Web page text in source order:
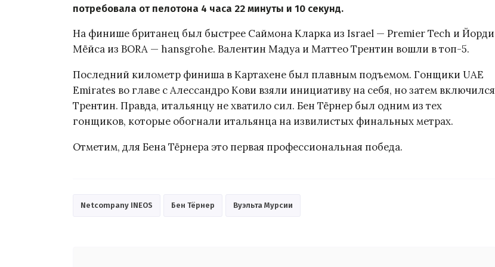
потребовала от пелотона 4 часа 22 минуты и 10 секунд.
На финише британец был быстрее Саймона Кларка из Israel — Premier Tech и Йорди
Мёйса из BORA — hansgrohe. Валентин Мадуа и Маттео Трентин вошли в топ-5.
Последний километр финиша в Картахене был плавным подъемом. Гонщики UAE
Emirates во главе с Алессандро Кови взяли инициативу на себя, но затем включился
Трентин. Правда, итальянцу не хватило сил. Бен Тёрнер был одним из тех
гонщиков, которые обогнали итальянца на извилистых финальных метрах.
Отметим, для Бена Тёрнера это первая профессиональная победа.
Netcompany INEOS Бен Тёрнер Вуэльта Мурсии